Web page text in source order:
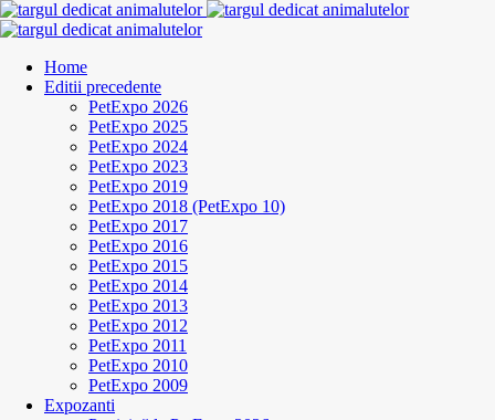
Home
Editii precedente
PetExpo 2026
PetExpo 2025
PetExpo 2024
PetExpo 2023
PetExpo 2019
PetExpo 2018 (PetExpo 10)
PetExpo 2017
PetExpo 2016
PetExpo 2015
PetExpo 2014
PetExpo 2013
PetExpo 2012
PetExpo 2011
PetExpo 2010
PetExpo 2009
Expozanti